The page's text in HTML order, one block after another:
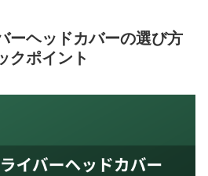
ーヘッドカバーの選び方
クポイント